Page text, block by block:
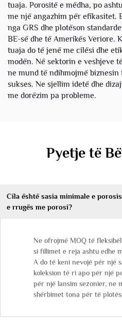
tuaja. Porositë e mëdha, po
me një angazhim për efikasitet.
nga GRS dhe plotëson
BE-së dhe të Amerikës Veriore.
tuaja do të jenë me cilësi dhe
modën. Në sektorin e veshjeve
ne mund të ndihmojmë
sukses. Ne sjellim idetë dhe
me dorëzim pa probleme.
Pyetje të
Cila është sasia minimale e
e rrugës me porosi?
Ne ofrojmë MOQ të
si fillimet e reja ashtu edhe
A do të keni nevojë për një
koleksion të ri apo për një
për një lansim sezonier, ne
shërbimet tona për të